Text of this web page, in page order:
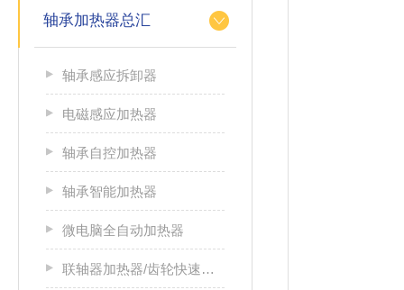
轴承加热器总汇
轴承感应拆卸器
电磁感应加热器
轴承自控加热器
轴承智能加热器
微电脑全自动加热器
联轴器加热器/齿轮快速加热器